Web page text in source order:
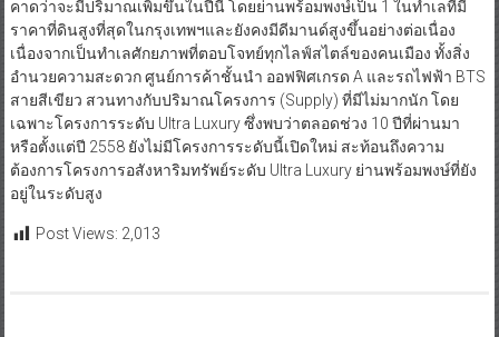
คาดว่าจะมีปริมาณเพิ่มขึ้นในปีนี้ โดยย่านพร้อมพงษ์เป็น 1 ในทำเลที่มี
ราคาที่ดินสูงที่สุดในกรุงเทพฯและยังคงมีดีมานด์สูงขึ้นอย่างต่อเนื่อง
เนื่องจากเป็นทำเลศักยภาพที่ตอบโจทย์ทุกไลฟ์สไตล์ของคนเมือง ทั้งสิ่ง
อำนวยความสะดวก ศูนย์การค้าชั้นนำ ออฟฟิศเกรด A และรถไฟฟ้า BTS
สายสีเขียว สวนทางกับปริมาณโครงการ (Supply) ที่มีไม่มากนัก โดย
เฉพาะโครงการระดับ Ultra Luxury ซึ่งพบว่าตลอดช่วง 10 ปีที่ผ่านมา
หรือตั้งแต่ปี 2558 ยังไม่มีโครงการระดับนี้เปิดใหม่ สะท้อนถึงความ
ต้องการโครงการอสังหาริมทรัพย์ระดับ Ultra Luxury ย่านพร้อมพงษ์ที่ยัง
อยู่ในระดับสูง
Post Views: 2,013